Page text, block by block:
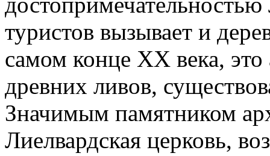
туристов вызывает и
самом конце XX века,
древних ливов,
Значимым памятником
Лиелвардская церковь,